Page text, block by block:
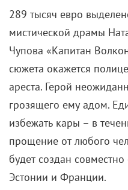
289 тысяч евро
мистической драмы
Чупова «Капитан
сюжета окажется
ареста. Герой
грозящего ему адом.
избежать кары – в
прощение от любого
будет создан
Эстонии и Франции.